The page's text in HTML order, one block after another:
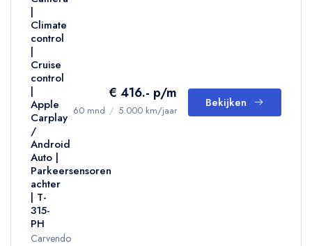
|
Climate
control
|
Cruise
control
|
Apple
Carplay
/
Android
Auto |
Parkeersensoren
achter
| T-
315-
PH
Carvendo
€ 416.- p/m
60 mnd / 5.000 km/jaar
Bekijken